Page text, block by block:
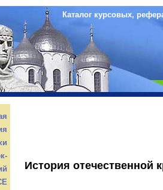
Каталог курсовых,
История отечественной